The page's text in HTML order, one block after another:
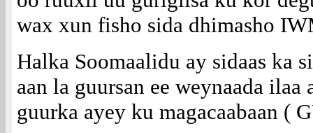
wax xun fisho sida dhimasho
Halka Soomaalidu ay sidaas ka
aan la guursan ee weynaada
guurka ayey ku magacaabaan (